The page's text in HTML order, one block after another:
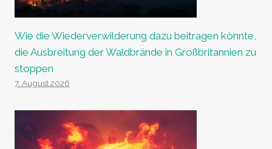
Wie die Wiederverwilderung dazu beitragen könnte,
die Ausbreitung der Waldbrände in Großbritannien zu
stoppen
7. August 2026